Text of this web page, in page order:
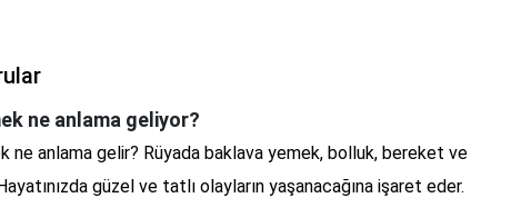
ne anlama geliyor?
ne anlama gelir? Rüyada baklava yemek, bolluk, bereket ve
güzel ve tatlı olayların yaşanacağına işaret eder.